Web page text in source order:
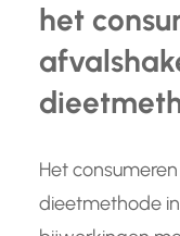
het
Het
dieetmethode in